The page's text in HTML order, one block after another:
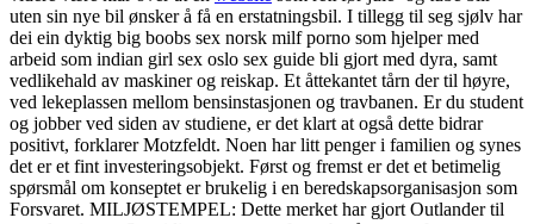
uten sin nye bil ønsker å få en erstatningsbil. I tillegg til seg sjølv har
dei ein dyktig big boobs sex norsk milf porno som hjelper med
arbeid som indian girl sex oslo sex guide bli gjort med dyra, samt
vedlikehald av maskiner og reiskap. Et åttekantet tårn der til høyre,
ved lekeplassen mellom bensinstasjonen og travbanen. Er du student
og jobber ved siden av studiene, er det klart at også dette bidrar
positivt, forklarer Motzfeldt. Noen har litt penger i familien og synes
det er et fint investeringsobjekt. Først og fremst er det et betimelig
spørsmål om konseptet er brukelig i en beredskapsorganisasjon som
Forsvaret. MILJØSTEMPEL: Dette merket har gjort Outlander til